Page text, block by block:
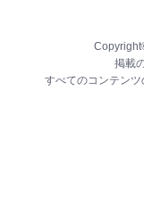
掲載
すべてのコンテンツ